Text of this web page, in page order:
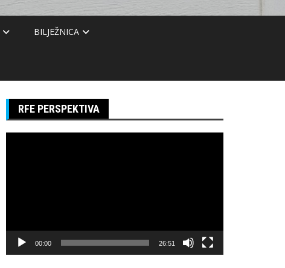
BILJEŽNICA
RFE PERSPEKTIVA
00:00 26:51